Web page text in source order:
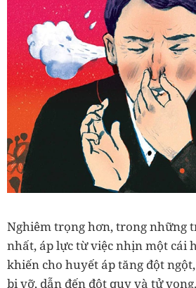
Nghiêm trọng hơn, trong những
nhất, áp lực từ việc nhịn một cái
khiến cho huyết áp tăng đột
bị vỡ, dẫn đến đột quỵ và tử vong.